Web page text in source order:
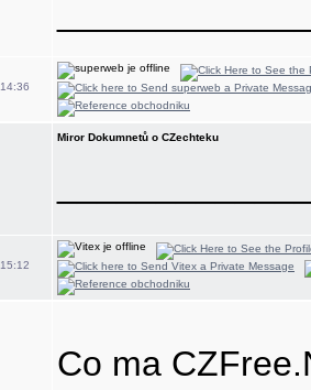
14:36
Miror Dokumnetů o CZechteku
15:12
Co ma